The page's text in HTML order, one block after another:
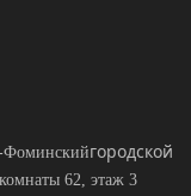
Фоминскийгородской
62, этаж 3